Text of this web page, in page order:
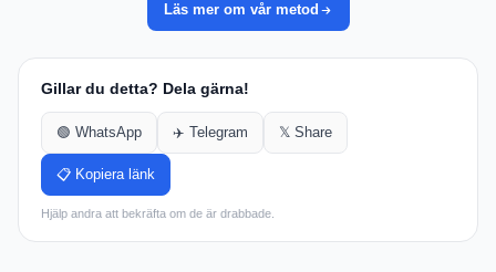
Läs mer om vår metod
Gillar du detta? Dela gärna!
🟢 WhatsApp ✈️ Telegram 𝕏 Share
📋 Kopiera länk
Hjälp andra att bekräfta om de är drabbade.